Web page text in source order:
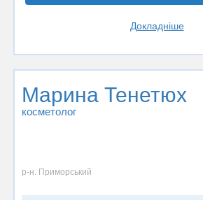
Докладніше
Марина Тенетюх
косметолог
р-н. Приморський